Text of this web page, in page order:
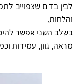
לבין בדים שצפויים
והלחות.
בשלב השני אפשר
מראה, גוון, עמידות